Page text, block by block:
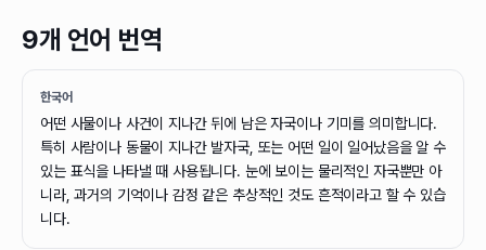
9개 언어 번역
한국어
어떤 사물이나 사건이 지나간 뒤에 남은 자국이나 기미를 의미합니다.
특히 사람이나 동물이 지나간 발자국, 또는 어떤 일이 일어났음을 알 수
있는 표식을 나타낼 때 사용됩니다. 눈에 보이는 물리적인 자국뿐만 아
니라, 과거의 기억이나 감정 같은 추상적인 것도 흔적이라고 할 수 있습
니다.